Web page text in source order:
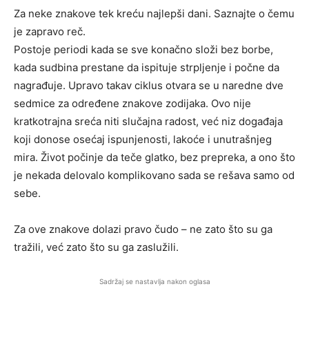
Za neke znakove tek kreću najlepši dani. Saznajte o čemu
je zapravo reč.
Postoje periodi kada se sve konačno složi bez borbe,
kada sudbina prestane da ispituje strpljenje i počne da
nagrađuje. Upravo takav ciklus otvara se u naredne dve
sedmice za određene znakove zodijaka. Ovo nije
kratkotrajna sreća niti slučajna radost, već niz događaja
koji donose osećaj ispunjenosti, lakoće i unutrašnjeg
mira. Život počinje da teče glatko, bez prepreka, a ono što
je nekada delovalo komplikovano sada se rešava samo od
sebe.
Za ove znakove dolazi pravo čudo – ne zato što su ga
tražili, već zato što su ga zaslužili.
Sadržaj se nastavlja nakon oglasa